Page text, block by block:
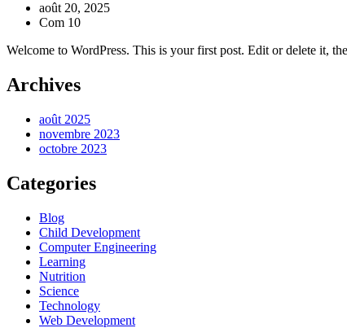
août 20, 2025
Com 10
Welcome to WordPress. This is your first post. Edit or delete it,
Archives
août 2025
novembre 2023
octobre 2023
Categories
Blog
Child Development
Computer Engineering
Learning
Nutrition
Science
Technology
Web Development